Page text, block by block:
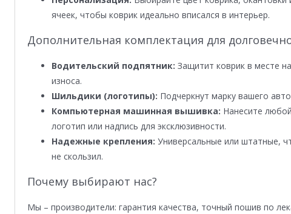
ячеек, чтобы коврик идеально вписался в интерьер.
Дополнительная комплектация для
Водительский подпятник: Защитит коврик в месте
износа.
Шильдики (логотипы): Подчеркнут марку вашего
Компьютерная машинная вышивка: Нанесите
логотип или надпись для эксклюзивности.
Надежные крепления: Универсальные или штатные,
не скользил.
Почему выбирают нас?
Мы – производители: гарантия качества, точный пошив по